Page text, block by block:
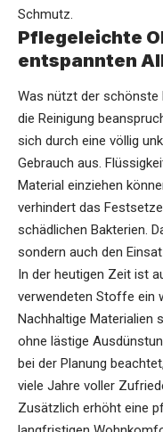
Schmutz.
Pflegeleichte
entspannten
Was nützt der schönste
die Reinigung
sich durch eine völlig
Gebrauch aus.
Material einziehen
verhindert das
schädlichen Bakterien.
sondern auch den
In der heutigen Zeit ist
verwendeten Stoffe ein
Nachhaltige Materialien
ohne lästige
bei der Planung
viele Jahre voller
Zusätzlich erhöht eine